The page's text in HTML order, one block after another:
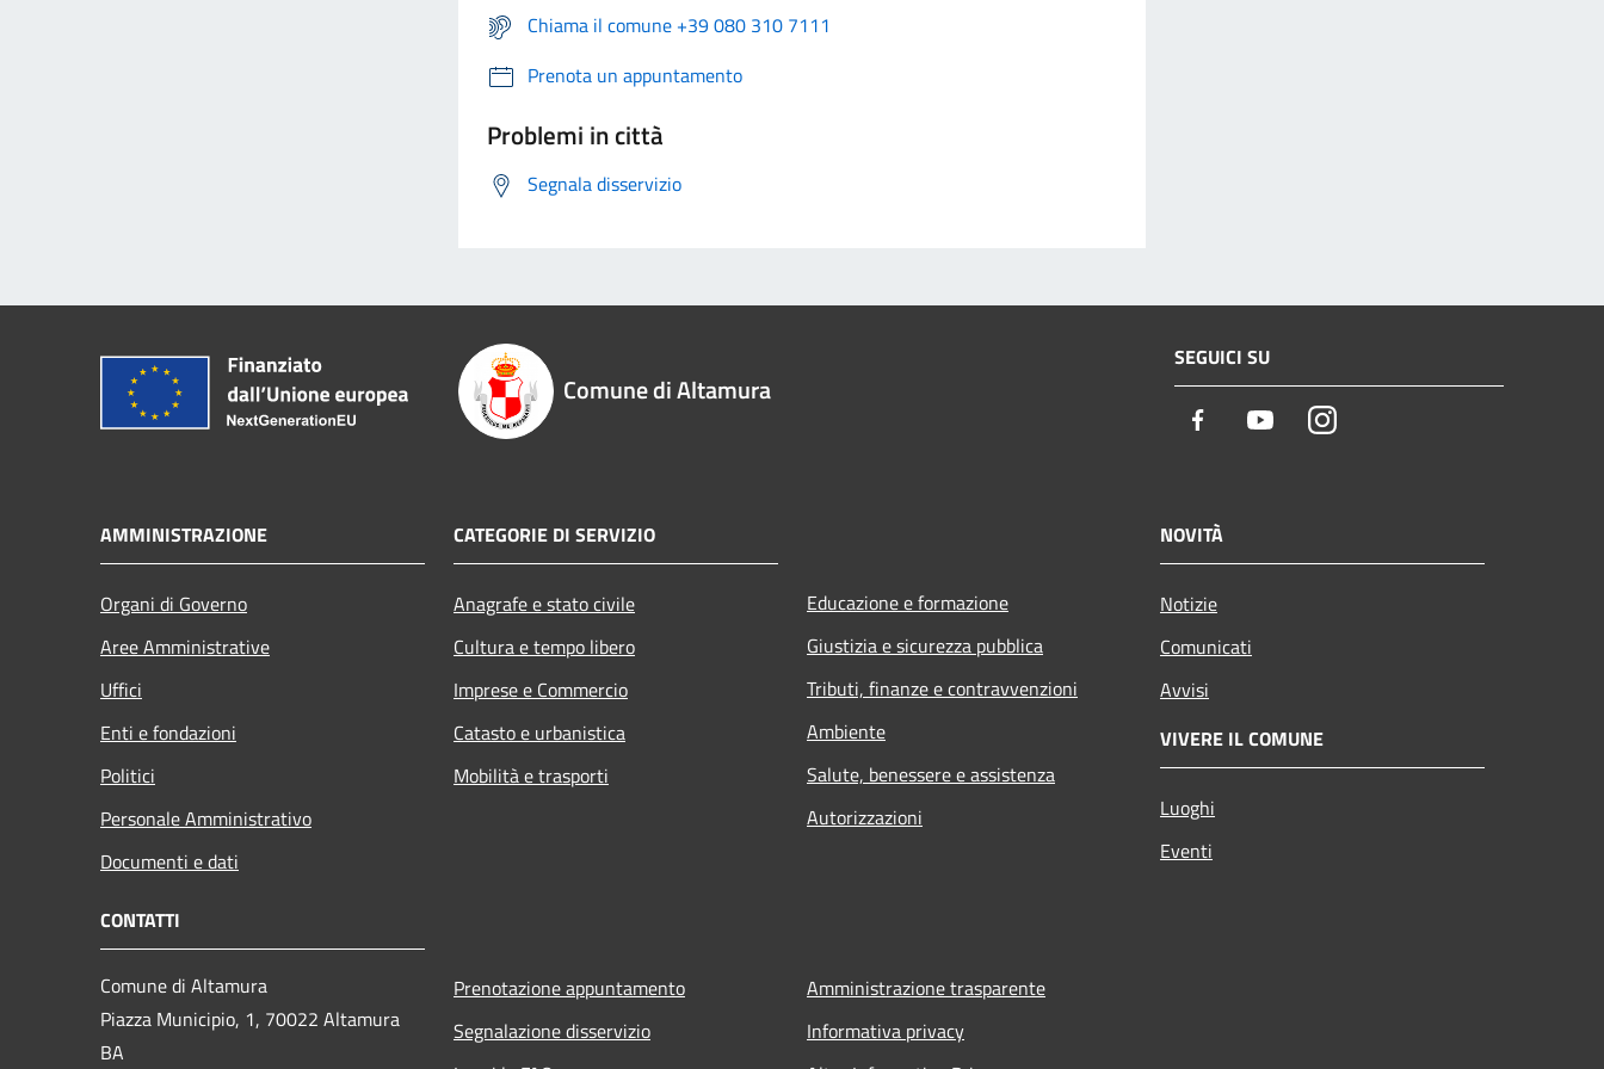
Chiama il comune +39 080 310 7111
Prenota un appuntamento
Problemi in città
Segnala disservizio
Comune di Altamura
SEGUICI SU
Facebook YoutubeInstagram
AMMINISTRAZIONE
Organi di Governo
Aree Amministrative
Uffici
Enti e fondazioni
Politici
Personale Amministrativo
Documenti e dati
CATEGORIE DI SERVIZIO
Anagrafe e stato civile
Cultura e tempo libero
Imprese e Commercio
Catasto e urbanistica
Mobilità e trasporti
Educazione e formazione
Giustizia e sicurezza pubblica
Tributi, finanze e contravvenzioni
Ambiente
Salute, benessere e assistenza
Autorizzazioni
NOVITÀ
Notizie
Comunicati
Avvisi
VIVERE IL COMUNE
Luoghi
Eventi
CONTATTI
Comune di Altamura
Piazza Municipio, 1, 70022 Altamura
BA
Prenotazione appuntamento
Segnalazione disservizio
Amministrazione trasparente
Informativa privacy